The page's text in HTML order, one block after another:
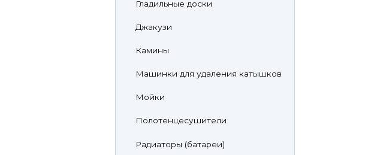
Гладильные доски
Джакузи
Камины
Машинки для удаления катышков
Мойки
Полотенцесушители
Радиаторы (батареи)